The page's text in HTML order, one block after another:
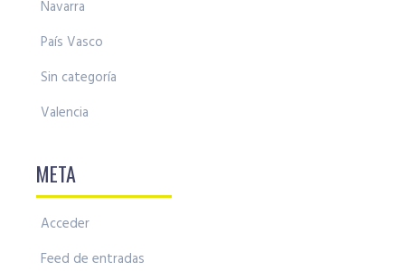
Navarra
País Vasco
Sin categoría
Valencia
META
Acceder
Feed de entradas